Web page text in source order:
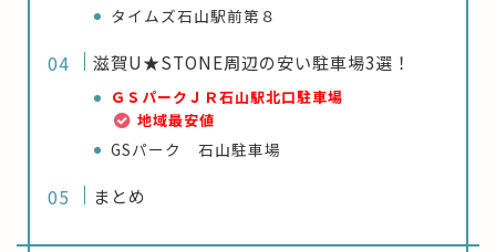
タイムズ石山駅前第８
滋賀U★STONE周辺の安い駐車場3選！
ＧＳパークＪＲ石山駅北口駐車場
地域最安値
GSパーク 石山駐車場
まとめ